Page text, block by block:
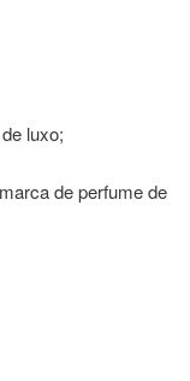
luxo;
de perfume de